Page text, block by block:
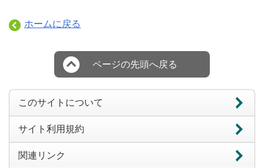
ホームに戻る
ページの先頭へ戻る
このサイトについて
サイト利用規約
関連リンク